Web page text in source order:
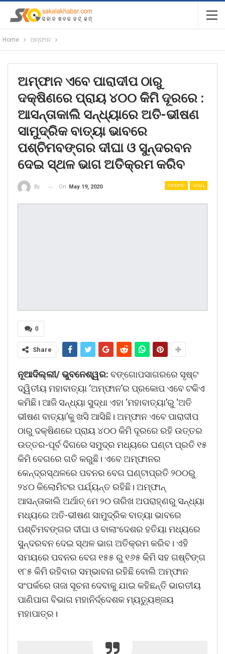
Home ଅମ୍ଫାନ
ଅମ୍ଫାନ ଏବେ ପାରାଦୀପ ଠାରୁ
ଦକ୍ଷିଣରେ ପ୍ରାୟ ୪୦୦ କିମି ଦୂରରେ :
ଆସନ୍ତାକାଲି ସନ୍ଧ୍ୟାରେ ଅତି-ଭୀଷଣ
ସାମୁଦ୍ରିକ ବାତ୍ୟା ଭାବରେ
ପଶ୍ଚିମବଙ୍ଗର ଦୀଘା ଓ ସୁନ୍ଦରବନ
ଦେଇ ସ୍ଥଳ ଭାଗ ଅତିକ୍ରମ କରିବ
ଅମ୍ଫାନ ରାଜ୍ୟ
By On May 19, 2020
0
Share
ନୂଆଦିଲ୍ଲୀ/ ଭୁବନେଶ୍ୱର: ବଙ୍ଗୋପସାଗରରେ ସୃଷ୍ଟ
ଦ୍ୱିତୀୟ ମହାବାତ୍ୟା ‘ଅମ୍ଫାନ’ର ପ୍ରକୋପ ଏବେ ଟକିଏ
କମିଛି। ଆଜି ସନ୍ଧ୍ୟା ସୁଦ୍ଧା ଏହା ‘ମହାବାତ୍ୟା’ରୁ ‘ଅତି
ଭୀଷଣ ବାତ୍ୟା’କୁ ଖସି ଆସିଛି। ଅମ୍ଫାନ ଏବେ ପାରାଦୀପ
ଠାରୁ ଦକ୍ଷିଣରେ ପ୍ରାୟ ୪୦୦ କିମି ଦୂରରେ ରହି ଉତ୍ତର
ଉତ୍ତର-ପୂର୍ବ ଦିଗରେ ସମୁଦ୍ର ମଧ୍ୟରେ ଘଣ୍ଟା ପ୍ରତି ୧୫
କିମି ବେଗରେ ଗତି କରୁଛି। ଏବେ ଅମ୍ଫାନର
କେନ୍ଦ୍ରସ୍ଥଳରେ ପବନର ବେଗ ଘଣ୍ଟାପ୍ରତି ୨୦୦ରୁ
୨୪୦ କିଲୋମିଟର ପର୍ଯ୍ୟନ୍ତ ରହିଛି। ଅମ୍ଫାନ୍‌
ଆସନ୍ତାକାଲି ଅର୍ଥାତ୍‌ ମେ ୨୦ ତାରିଖ ଅପରାହ୍ଣରୁ ସନ୍ଧ୍ୟା
ମଧ୍ୟରେ ଅତି-ଭୀଷଣ ସାମୁଦ୍ରିକ ବାତ୍ୟା ଭାବରେ
ପଶ୍ଚିମବଙ୍ଗର ଦୀଘା ଓ ବାଲାଂଦେଶର ହତିୟା ମଧ୍ୟରେ
ସୁନ୍ଦରବନ ଦେଇ ସ୍ଥଳ ଭାଗ ଅତିକ୍ରମ କରିବ। ଏହି
ସମୟରେ ପବନର ବେଗ ୧୫୫ ରୁ ୧୬୫ କିମି ସହ ଗଷ୍ଟିଙ୍ଗ
୧୮୫ କିମି ରହିବାର ସମ୍ଭାବନା ରହିଛି ବୋଲି ଅମ୍ଫାନ
ସଂପର୍କରେ ତାଜା ସୂଚନା ଦେବାକୁ ଯାଇ କହିଛନ୍ତି ଭାରତୀୟ
ପାଣିପାଗ ବିଭାଗ ମହାନିର୍ଦ୍ଦେଶକ ମ୍ୟତ୍ୟୁଞ୍ଜୟ
ମହାପାତ୍ର।